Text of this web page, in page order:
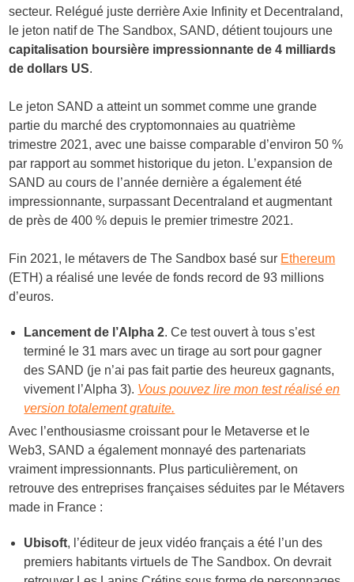
secteur. Relégué juste derrière Axie Infinity et Decentraland,
le jeton natif de The Sandbox, SAND, détient toujours une
capitalisation boursière impressionnante de 4 milliards
de dollars US.
Le jeton SAND a atteint un sommet comme une grande
partie du marché des cryptomonnaies au quatrième
trimestre 2021, avec une baisse comparable d’environ 50 %
par rapport au sommet historique du jeton. L’expansion de
SAND au cours de l’année dernière a également été
impressionnante, surpassant Decentraland et augmentant
de près de 400 % depuis le premier trimestre 2021.
Fin 2021, le métavers de The Sandbox basé sur Ethereum
(ETH) a réalisé une levée de fonds record de 93 millions
d’euros.
Lancement de l’Alpha 2. Ce test ouvert à tous s’est
terminé le 31 mars avec un tirage au sort pour gagner
des SAND (je n’ai pas fait partie des heureux gagnants,
vivement l’Alpha 3). Vous pouvez lire mon test réalisé en
version totalement gratuite.
Avec l’enthousiasme croissant pour le Metaverse et le
Web3, SAND a également monnayé des partenariats
vraiment impressionnants. Plus particulièrement, on
retrouve des entreprises françaises séduites par le Métavers
made in France :
Ubisoft, l’éditeur de jeux vidéo français a été l’un des
premiers habitants virtuels de The Sandbox. On devrait